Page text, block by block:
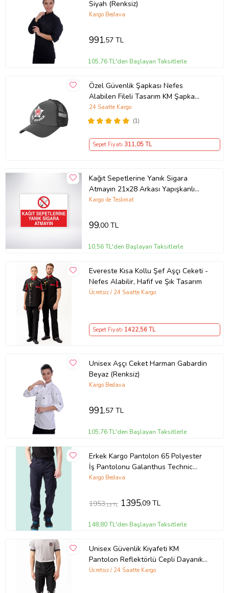
Siyah (Renksiz)
Kargo Bedava
991,57 TL
105,76 TL'den Başlayan Taksitlerle
Özel Güvenlik Şapkası Nefes
Alabilen Fileli Tasarım KM Şapka
FÜME
(1)
24 Saatte Kargo
Sepet Fiyatı 311,05 TL
Kağıt Sepetlerine Yanık Sigara
Atmayın 21x28 Arkası Yapışkanlı
Levha
Kargo ile Teslimat
99,00 TL
10,56 TL'den Başlayan Taksitlerle
Evereste Kısa Kollu Şef Aşçı Ceketi -
Nefes Alabilir, Hafif ve Şık Tasarım
Ücretsiz / 24 Saatte Kargo
Sepet Fiyatı 1422,56 TL
Unisex Aşçı Ceket Harman Gabardin
Beyaz (Renksiz)
Kargo Bedava
991,57 TL
105,76 TL'den Başlayan Taksitlerle
Erkek Kargo Pantolon 65 Polyester
İş Pantolonu Galanthus Technic
Cepli Rahat Kalıp (Lacivert)
Kargo Bedava
1953,13 TL 1395,09 TL
148,80 TL'den Başlayan Taksitlerle
Unisex Güvenlik Kıyafeti KM
Pantolon Reflektörlü Cepli Dayanıklı
Kumaş Özel Güvenlik Personel
Ücretsiz / 24 Saatte Kargo